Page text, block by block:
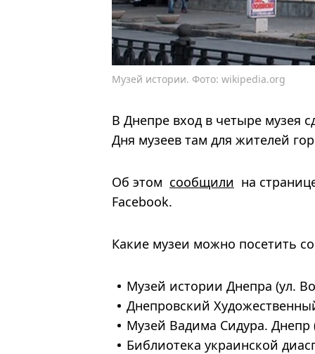
Музей истории. Фото: wikipedia.org
В Днепре вход в четыре музея
Дня музеев там для жителей
Об этом сообщили на
Facebook.
Какие музеи можно посетить
Музей истории Днепра (ул.
Днепровский
Музей Вадима Сидура. Днепр
Библиотека украинской